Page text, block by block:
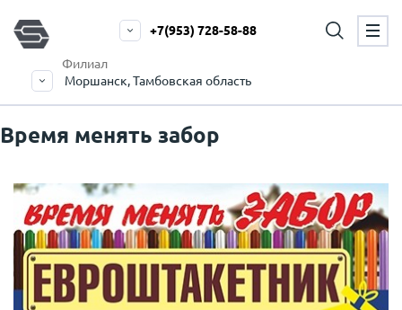
Филиал
Моршанск, Тамбовская область
+7(953) 728-58-88
Время менять забор